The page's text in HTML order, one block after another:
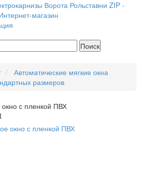
Ворота Рольставни ZIP -
магазин
Автоматические мягкие окна
размеров
с пленкой ПВХ